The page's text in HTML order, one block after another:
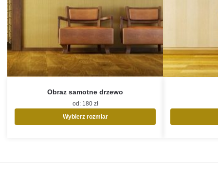
Obraz samotne drzewo
od: 180 zł
Wybierz rozmiar